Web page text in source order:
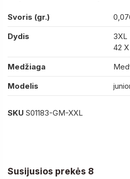
Svoris (gr.)
Dydis
3XL
42
Medžiaga
Modelis
SKU S01183-GM-XXL
Susijusios prekės 8